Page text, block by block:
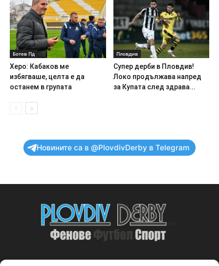
Ботев Пд
Херо: Кабаков ме
избягваше, целта е да
останем в групата
Пловдив
Супер дерби в Пловдив!
Локо продължава напред
за Купата след здрава...
Новините са в @PlovdivDerby в Telegram